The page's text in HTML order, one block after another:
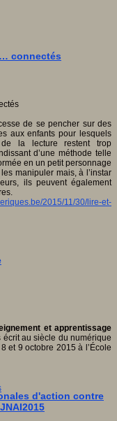
connectés
de se pencher sur des
aux enfants pour lesquels
de la lecture restent trop
d’une méthode telle
en un petit personnage
manipuler mais, à l’instar
ils peuvent également
2015/11/30/lire-et-
et apprentissage
au siècle du numérique
et 9 octobre 2015 à l’École
d'action contre